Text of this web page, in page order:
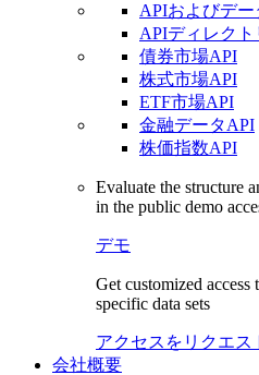
APIおよびデー
APIディレクト
債券市場API
株式市場API
ETF市場API
金融データAPI
株価指数API
Evaluate the structure
in the public demo
デモ
Get customized access
specific data sets
アクセスをリクエス
会社概要